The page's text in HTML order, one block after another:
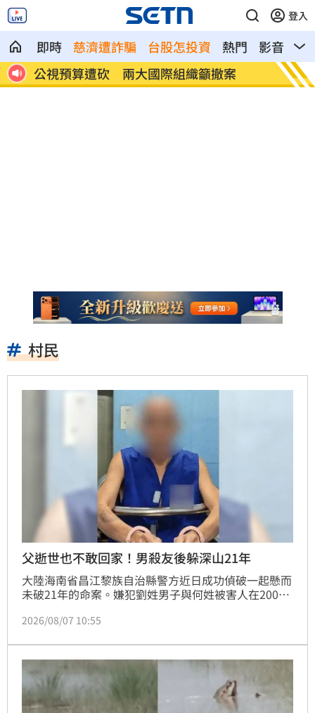
登入
即時 慈濟遭詐騙 台股怎投資 熱門 影音
熱
8縣市豪、大雨特報 大雷雨最新警戒區曝
鬼月
村民
父逝世也不敢回家！男殺友後躲深山21年
大陸海南省昌江黎族自治縣警方近日成功偵破一起懸而
未破21年的命案。嫌犯劉姓男子與何姓被害人在2005
引發何男開玩笑抱怨，導致劉男自認丟臉而懷恨在心；
死，隨後慌忙潛逃至霸王嶺深山，躲了21年直到今年3
月才被發現。目前，該案由警方依法辦理中。
2026/08/07 10:55